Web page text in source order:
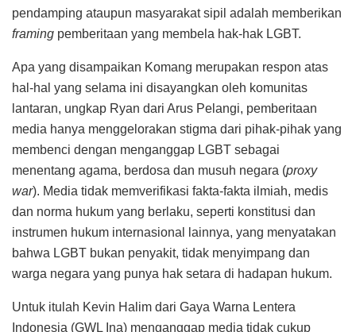
pendamping ataupun masyarakat sipil adalah memberikan
framing pemberitaan yang membela hak-hak LGBT.
Apa yang disampaikan Komang merupakan respon atas
hal-hal yang selama ini disayangkan oleh komunitas
lantaran, ungkap Ryan dari Arus Pelangi, pemberitaan
media hanya menggelorakan stigma dari pihak-pihak yang
membenci dengan menganggap LGBT sebagai
menentang agama, berdosa dan musuh negara (proxy
war). Media tidak memverifikasi fakta-fakta ilmiah, medis
dan norma hukum yang berlaku, seperti konstitusi dan
instrumen hukum internasional lainnya, yang menyatakan
bahwa LGBT bukan penyakit, tidak menyimpang dan
warga negara yang punya hak setara di hadapan hukum.
Untuk itulah Kevin Halim dari Gaya Warna Lentera
Indonesia (GWL Ina) menganggap media tidak cukup